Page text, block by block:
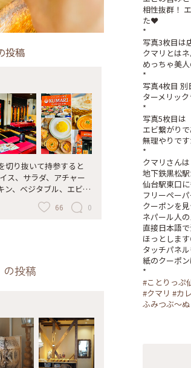
投稿
り抜いて持参すると
好きだし 1番高いカレ
特大の熱々ナンにもび
内 クマリとはネパー
ゃいました！ * 写真4
ライスも美味しかった
チ寿司😆 無理やりです
パーで クーポンを見
んに 直接日本語で注文
ルもモバイルオーダーも
ことりっぷ仙台 #仙台 #
レー #エビカレー #ナン
チ
66 0
の投稿
相性抜群！
た❤️
*
写真3枚目は
クマリとは
めっちゃ美
*
写真4枚目
ターメリッ
*
写真5枚目は
エビ繋がり
無理やりで
*
クマリさんは
地下鉄黒松
仙台駅東口
フリーペー
クーポンを
ネパール人
直接日本語
ほっとします
タッチパネ
紙のクーポ
#ことりっぷ
#クマリ #カ
ふみつぶ〜ぬ